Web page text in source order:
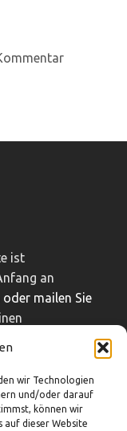
wir Technologien
und/oder darauf
können wir
auf dieser Website
ist
an
oder mailen Sie